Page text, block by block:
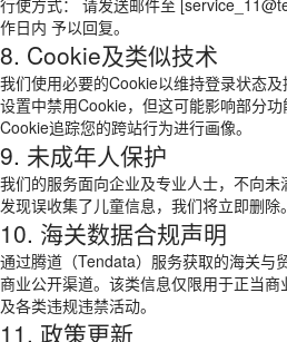
行使方式： 请发送邮件至
作日内 予以回复。
8. Cookie及类似技术
我们使用必要的Cookie以维持登录状态
设置中禁用Cookie，但这可能影响部分
Cookie追踪您的跨站行为进行画像。
9. 未成年人保护
我们的服务面向企业及专业人士，不向
发现误收集了儿童信息，我们将立即删除。
10. 海关数据合规声明
通过腾道（Tendata）服务获取的海关与
商业公开渠道。该类信息仅限用于正当
及各类违规违禁活动。
11. 政策更新